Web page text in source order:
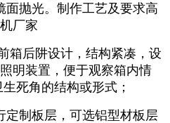
面抛光。制作工艺及要求高
厂家
箱后阱设计，结构紧凑，设
明装置，便于观察箱内情
死角的结构或形式；
定制板层，可选铝型材板层